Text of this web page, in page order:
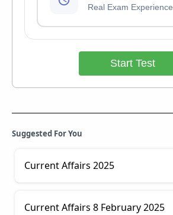
Real Exam Experience
Start Test
Suggested For You
Current Affairs 2025
Current Affairs 8 February 2025